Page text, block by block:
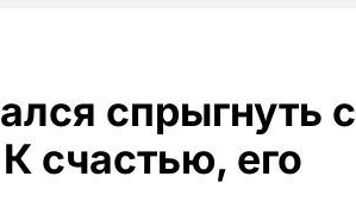
спрыгнуть с
счастью, его